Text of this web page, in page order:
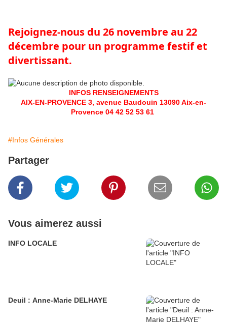
Rejoignez-nous du 26 novembre au 22
décembre pour un programme festif et
divertissant.
INFOS RENSEIGNEMENTS
AIX-EN-PROVENCE 3, avenue Baudouin 13090 Aix-en-
Provence 04 42 52 53 61
#Infos Générales
Partager
Vous aimerez aussi
INFO LOCALE
Deuil : Anne-Marie DELHAYE